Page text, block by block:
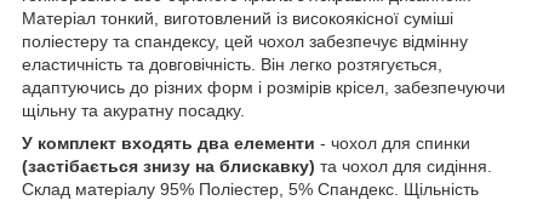
Матеріал тонкий, виготовлений із високоякісної суміші
поліестеру та спандексу, цей чохол забезпечує відмінну
еластичність та довговічність. Він легко розтягується,
адаптуючись до різних форм і розмірів крісел, забезпечуючи
щільну та акуратну посадку.
У комплект входять два елементи - чохол для спинки
(застібається знизу на блискавку) та чохол для сидіння.
Склад матеріалу 95% Поліестер, 5% Спандекс. Щільність